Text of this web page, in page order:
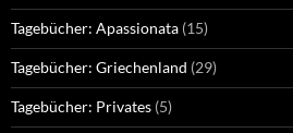
Tagebücher: Apassionata (15)
Tagebücher: Griechenland (29)
Tagebücher: Privates (5)